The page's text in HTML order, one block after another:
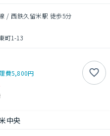
/ 西鉄久留米駅 徒歩5分
町1-13
費5,800円
中央